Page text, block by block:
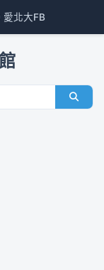
愛北大FB